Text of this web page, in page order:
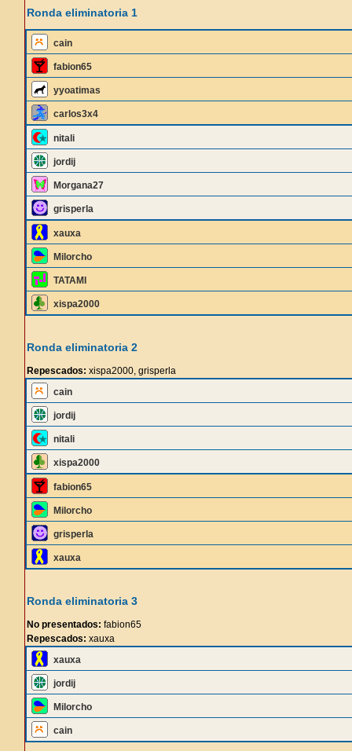
Ronda eliminatoria 1
cain
fabion65
yyoatimas
carlos3x4
nitali
jordij
Morgana27
grisperla
xauxa
Milorcho
TATAMI
xispa2000
Ronda eliminatoria 2
Repescados: xispa2000, grisperla
cain
jordij
nitali
xispa2000
fabion65
Milorcho
grisperla
xauxa
Ronda eliminatoria 3
No presentados: fabion65
Repescados: xauxa
xauxa
jordij
Milorcho
cain